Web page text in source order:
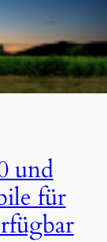
und
für